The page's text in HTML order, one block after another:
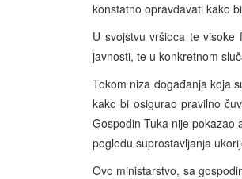
konstatno opravdavati kako
U svojstvu vršioca te visoke
javnosti, te u konkretnom
Tokom niza događanja koja
kako bi osigurao pravilno
Gospodin Tuka nije pokazao
pogledu suprostavljanja
Ovo ministarstvo, sa